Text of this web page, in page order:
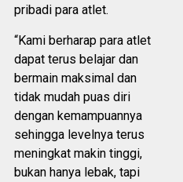
pribadi para atlet.
“Kami berharap para atlet
dapat terus belajar dan
bermain maksimal dan
tidak mudah puas diri
dengan kemampuannya
sehingga levelnya terus
meningkat makin tinggi,
bukan hanya lebak, tapi